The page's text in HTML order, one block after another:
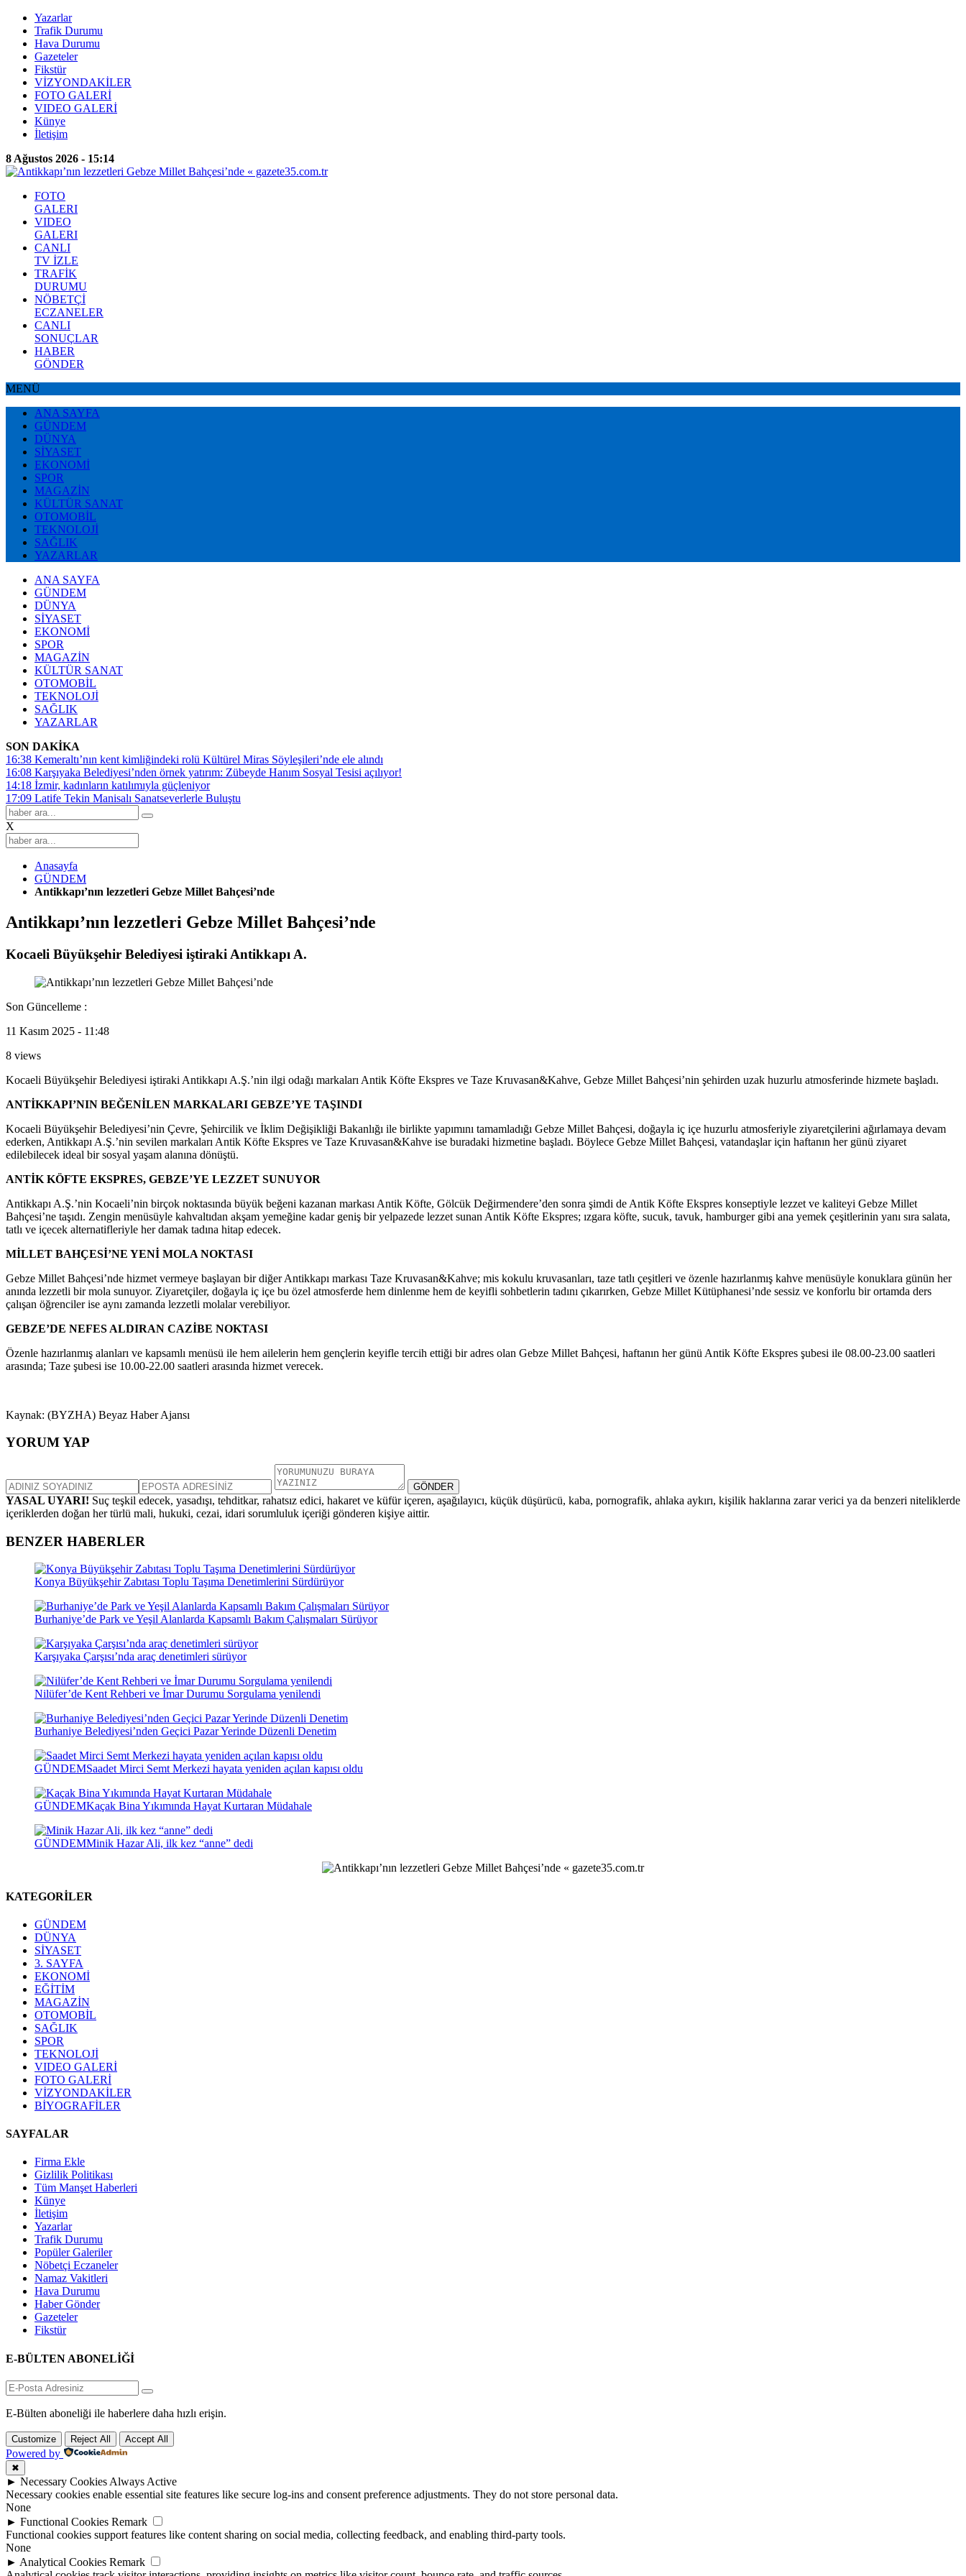
Yazarlar
Trafik Durumu
Hava Durumu
Gazeteler
Fikstür
VİZYONDAKİLER
FOTO GALERİ
VIDEO GALERİ
Künye
İletişim
8 Ağustos 2026 - 15:14
FOTO
GALERI
VIDEO
GALERI
CANLI
TV İZLE
TRAFİK
DURUMU
NÖBETÇİ
ECZANELER
CANLI
SONUÇLAR
HABER
GÖNDER
MENÜ
ANA SAYFA
GÜNDEM
DÜNYA
SİYASET
EKONOMİ
SPOR
MAGAZİN
KÜLTÜR SANAT
OTOMOBİL
TEKNOLOJİ
SAĞLIK
YAZARLAR
ANA SAYFA
GÜNDEM
DÜNYA
SİYASET
EKONOMİ
SPOR
MAGAZİN
KÜLTÜR SANAT
OTOMOBİL
TEKNOLOJİ
SAĞLIK
YAZARLAR
SON DAKİKA
16:38 Kemeraltı’nın kent kimliğindeki rolü Kültürel Miras Söyleşileri’nde ele alındı
16:08 Karşıyaka Belediyesi’nden örnek yatırım: Zübeyde Hanım Sosyal Tesisi açılıyor!
14:18 İzmir, kadınların katılımıyla güçleniyor
17:09 Latife Tekin Manisalı Sanatseverlerle Buluştu
X
Anasayfa
GÜNDEM
Antikkapı’nın lezzetleri Gebze Millet Bahçesi’nde
Antikkapı’nın lezzetleri Gebze Millet Bahçesi’nde
Kocaeli Büyükşehir Belediyesi iştiraki Antikkapı A.
Son Güncelleme :
11 Kasım 2025 - 11:48
8 views
Kocaeli Büyükşehir Belediyesi iştiraki Antikkapı A.Ş.’nin ilgi odağı markaları Antik Köfte Ekspres ve Taze Kruvasan&Kahve, Gebze Millet Bahçesi’nin şehirden uzak huzurlu atmosferinde hizmete başladı.
ANTİKKAPI’NIN BEĞENİLEN MARKALARI GEBZE’YE TAŞINDI
Kocaeli Büyükşehir Belediyesi’nin Çevre, Şehircilik ve İklim Değişikliği Bakanlığı ile birlikte yapımını tamamladığı Gebze Millet Bahçesi, doğayla iç içe huzurlu atmosferiyle ziyaretçilerini ağırlamaya devam
ederken, Antikkapı A.Ş.’nin sevilen markaları Antik Köfte Ekspres ve Taze Kruvasan&Kahve ise buradaki hizmetine başladı. Böylece Gebze Millet Bahçesi, vatandaşlar için haftanın her günü ziyaret
edilebilecek ideal bir sosyal yaşam alanına dönüştü.
ANTİK KÖFTE EKSPRES, GEBZE’YE LEZZET SUNUYOR
Antikkapı A.Ş.’nin Kocaeli’nin birçok noktasında büyük beğeni kazanan markası Antik Köfte, Gölcük Değirmendere’den sonra şimdi de Antik Köfte Ekspres konseptiyle lezzet ve kaliteyi Gebze Millet
Bahçesi’ne taşıdı. Zengin menüsüyle kahvaltıdan akşam yemeğine kadar geniş bir yelpazede lezzet sunan Antik Köfte Ekspres; ızgara köfte, sucuk, tavuk, hamburger gibi ana yemek çeşitlerinin yanı sıra salata,
tatlı ve içecek alternatifleriyle her damak tadına hitap edecek.
MİLLET BAHÇESİ’NE YENİ MOLA NOKTASI
Gebze Millet Bahçesi’nde hizmet vermeye başlayan bir diğer Antikkapı markası Taze Kruvasan&Kahve; mis kokulu kruvasanları, taze tatlı çeşitleri ve özenle hazırlanmış kahve menüsüyle konuklara günün her
anında lezzetli bir mola sunuyor. Ziyaretçiler, doğayla iç içe bu özel atmosferde hem dinlenme hem de keyifli sohbetlerin tadını çıkarırken, Gebze Millet Kütüphanesi’nde sessiz ve konforlu bir ortamda ders
çalışan öğrenciler ise aynı zamanda lezzetli molalar verebiliyor.
GEBZE’DE NEFES ALDIRAN CAZİBE NOKTASI
Özenle hazırlanmış alanları ve kapsamlı menüsü ile hem ailelerin hem gençlerin keyifle tercih ettiği bir adres olan Gebze Millet Bahçesi, haftanın her günü Antik Köfte Ekspres şubesi ile 08.00-23.00 saatleri
arasında; Taze şubesi ise 10.00-22.00 saatleri arasında hizmet verecek.
Kaynak: (BYZHA) Beyaz Haber Ajansı
YORUM YAP
GÖNDER
YASAL UYARI! Suç teşkil edecek, yasadışı, tehditkar, rahatsız edici, hakaret ve küfür içeren, aşağılayıcı, küçük düşürücü, kaba, pornografik, ahlaka aykırı, kişilik haklarına zarar verici ya da benzeri niteliklerde
içeriklerden doğan her türlü mali, hukuki, cezai, idari sorumluluk içeriği gönderen kişiye aittir.
BENZER HABERLER
Konya Büyükşehir Zabıtası Toplu Taşıma Denetimlerini Sürdürüyor
Burhaniye’de Park ve Yeşil Alanlarda Kapsamlı Bakım Çalışmaları Sürüyor
Karşıyaka Çarşısı’nda araç denetimleri sürüyor
Nilüfer’de Kent Rehberi ve İmar Durumu Sorgulama yenilendi
Burhaniye Belediyesi’nden Geçici Pazar Yerinde Düzenli Denetim
GÜNDEMSaadet Mirci Semt Merkezi hayata yeniden açılan kapısı oldu
GÜNDEMKaçak Bina Yıkımında Hayat Kurtaran Müdahale
GÜNDEMMinik Hazar Ali, ilk kez “anne” dedi
KATEGORİLER
GÜNDEM
DÜNYA
SİYASET
3. SAYFA
EKONOMİ
EĞİTİM
MAGAZİN
OTOMOBİL
SAĞLIK
SPOR
TEKNOLOJİ
VIDEO GALERİ
FOTO GALERİ
VİZYONDAKİLER
BİYOGRAFİLER
SAYFALAR
Firma Ekle
Gizlilik Politikası
Tüm Manşet Haberleri
Künye
İletişim
Yazarlar
Trafik Durumu
Popüler Galeriler
Nöbetçi Eczaneler
Namaz Vakitleri
Hava Durumu
Haber Gönder
Gazeteler
Fikstür
E-BÜLTEN ABONELİĞİ
E-Bülten aboneliği ile haberlere daha hızlı erişin.
Customize Reject All Accept All
Powered by
✖
► Necessary Cookies Always Active
Necessary cookies enable essential site features like secure log-ins and consent preference adjustments. They do not store personal data.
None
► Functional Cookies Remark
Functional cookies support features like content sharing on social media, collecting feedback, and enabling third-party tools.
None
► Analytical Cookies Remark